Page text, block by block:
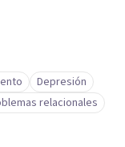
Depresión
relacionales